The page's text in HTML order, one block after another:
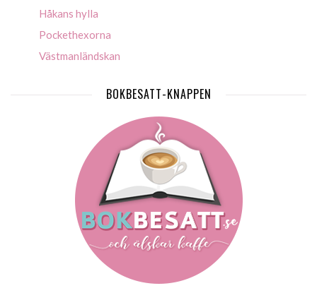
Håkans hylla
Pockethexorna
Västmanländskan
BOKBESATT-KNAPPEN